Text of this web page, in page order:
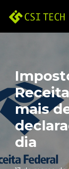
Pular
mais
dia